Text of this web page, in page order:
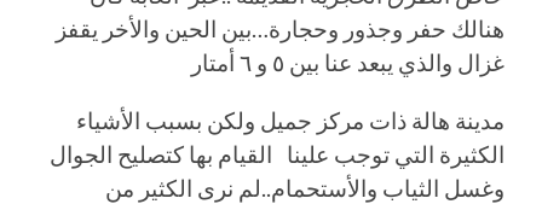
هنالك حفر وجذور وحجارة…بين الحين والأخر يقفز
غزال والذي يبعد عنا بين ٥ و ٦ أمتار
مدينة هالة ذات مركز جميل ولكن بسبب الأشياء
الكثيرة التي توجب علينا القيام بها كتصليح الجوال
وغسل الثياب والأستحمام..لم نرى الكثير من